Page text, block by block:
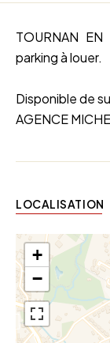
TOURNAN
parking à louer.
Disponible de
AGENCE
LOCALISATION
+
−